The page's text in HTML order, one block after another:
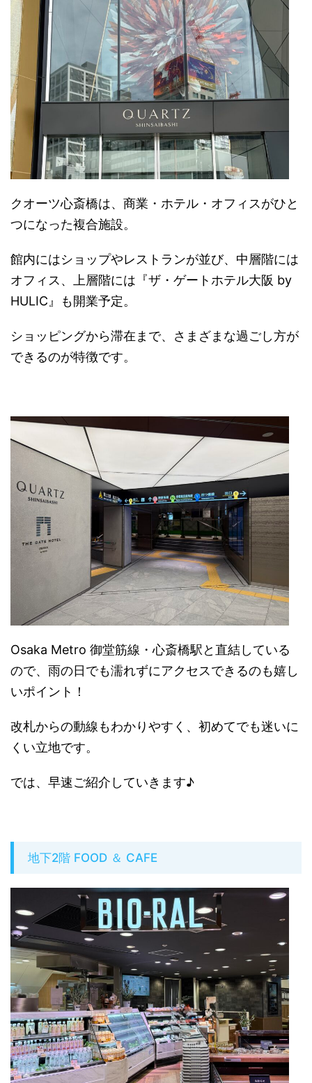
クオーツ心斎橋は、商業・ホテル・オフィスがひと
つになった複合施設。
館内にはショップやレストランが並び、 中層階には
オフィス、 上層階には『ザ・ゲートホテル大阪 by
HULIC』
も開業予定。
ショッピングから滞在まで、さまざまな過ごし方が
できるのが特徴です。
Osaka Metro 御堂筋線・心斎橋駅と直結している
ので、雨の日でも濡れずにアクセスできるのも嬉し
いポイント！
改札からの動線もわかりやすく、初めてでも迷いに
くい立地です。
では、 早速ご紹介していきます♪
地下2階 FOOD ＆ CAFE